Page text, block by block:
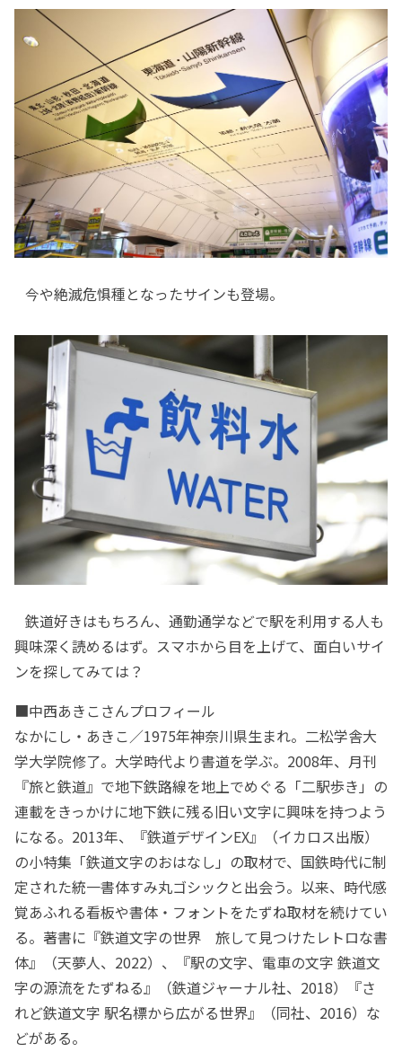
今や絶滅危惧種となったサインも登場。
鉄道好きはもちろん、通勤通学などで駅を利用する人も
興味深く読めるはず。スマホから目を上げて、面白いサイ
ンを探してみては？
■中西あきこさんプロフィール
なかにし・あきこ／1975年神奈川県生まれ。二松学舎大
学大学院修了。大学時代より書道を学ぶ。2008年、月刊
『旅と鉄道』で地下鉄路線を地上でめぐる「二駅歩き」の
連載をきっかけに地下鉄に残る旧い文字に興味を持つよう
になる。2013年、『鉄道デザインEX』（イカロス出版）
の小特集「鉄道文字のおはなし」の取材で、国鉄時代に制
定された統一書体すみ丸ゴシックと出会う。以来、時代感
覚あふれる看板や書体・フォントをたずね取材を続けてい
る。著書に『鉄道文字の世界 旅して見つけたレトロな書
体』（天夢人、2022）、『駅の文字、電車の文字 鉄道文
字の源流をたずねる』（鉄道ジャーナル社、2018）『さ
れど鉄道文字 駅名標から広がる世界』（同社、2016）な
どがある。